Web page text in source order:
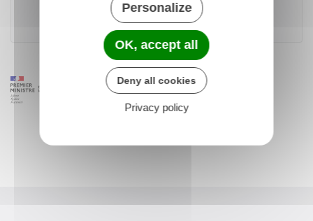
Ministère chargé de l'environnement
Personalize
OK, accept all
Deny all cookies
Privacy policy